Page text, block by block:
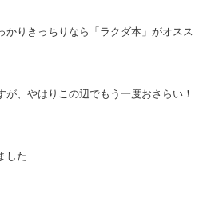
りきっちりなら「ラクダ本」がオスス
、やはりこの辺でもう一度おさらい！
した